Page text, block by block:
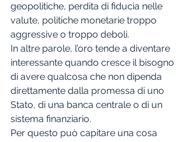
geopolitiche, perdita di fiducia nelle
valute, politiche monetarie troppo
aggressive o troppo deboli.
In altre parole, l’oro tende a diventare
interessante quando cresce il bisogno
di avere qualcosa che non dipenda
direttamente dalla promessa di uno
Stato, di una banca centrale o di un
sistema finanziario.
Per questo può capitare una cosa